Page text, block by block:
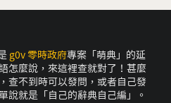
g0v 零時政府專案「萌典」的延
怎麼說，來這裡查就對了！甚麼
查不到時可以發問，或者自己發
說就是「自己的辭典自己編」。